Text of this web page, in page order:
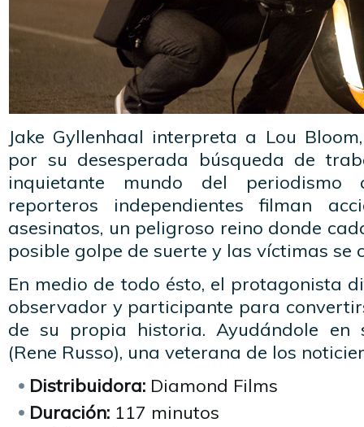
Jake Gyllenhaal interpreta a Lou
por su desesperada búsqueda de
inquietante mundo del periodismo
reporteros independientes filman
asesinatos, un peligroso reino donde
posible golpe de suerte y las víctimas se
En medio de todo ésto, el protagonista
observador y participante para
de su propia historia. Ayudándole en
(Rene Russo), una veterana de los
Distribuidora: Diamond Films
Duración: 117 minutos